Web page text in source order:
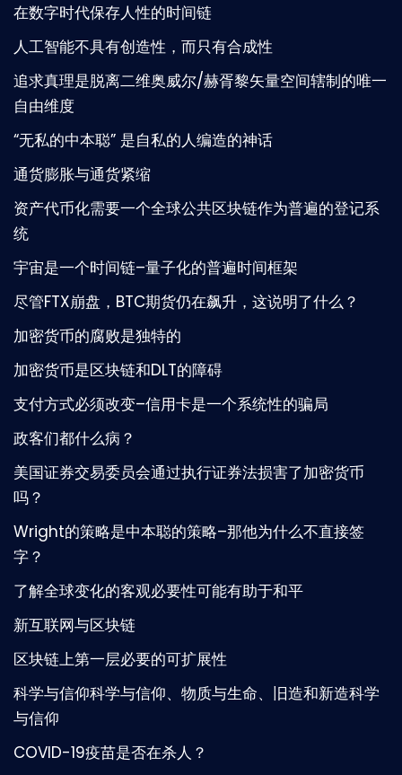
在数字时代保存人性的时间链
人工智能不具有创造性，而只有合成性
追求真理是脱离二维奥威尔/赫胥黎矢量空间辖制的唯一
自由维度
“无私的中本聪” 是自私的人编造的神话
通货膨胀与通货紧缩
资产代币化需要一个全球公共区块链作为普遍的登记系
统
宇宙是一个时间链–量子化的普遍时间框架
尽管FTX崩盘，BTC期货仍在飙升，这说明了什么？
加密货币的腐败是独特的
加密货币是区块链和DLT的障碍
支付方式必须改变–信用卡是一个系统性的骗局
政客们都什么病？
美国证券交易委员会通过执行证券法损害了加密货币
吗？
Wright的策略是中本聪的策略–那他为什么不直接签
字？
了解全球变化的客观必要性可能有助于和平
新互联网与区块链
区块链上第一层必要的可扩展性
科学与信仰科学与信仰、物质与生命、旧造和新造科学
与信仰
COVID-19疫苗是否在杀人？